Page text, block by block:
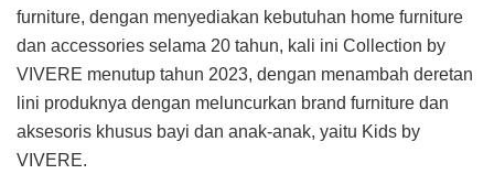
furniture, dengan menyediakan kebutuhan home furniture
dan accessories selama 20 tahun, kali ini Collection by
VIVERE menutup tahun 2023, dengan menambah deretan
lini produknya dengan meluncurkan brand furniture dan
aksesoris khusus bayi dan anak-anak, yaitu Kids by
VIVERE.